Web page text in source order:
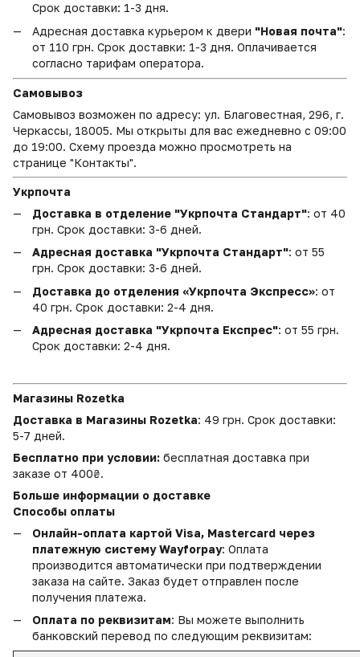
Срок доставки: 1-3 дня.
Адресная доставка курьером к двери "Новая почта":
от 110 грн. Срок доставки: 1-3 дня. Оплачивается
согласно тарифам оператора.
Самовывоз
Самовывоз возможен по адресу: ул. Благовестная, 296, г.
Черкассы, 18005. Мы открыты для вас ежедневно с 09:00
до 19:00. Схему проезда можно просмотреть на
странице "Контакты".
Укрпочта
Доставка в отделение "Укрпочта Стандарт": от 40
грн. Срок доставки: 3-6 дней.
Адресная доставка "Укрпочта Стандарт": от 55
грн. Срок доставки: 3-6 дней.
Доставка до отделения «Укрпочта Экспресс»: от
40 грн. Срок доставки: 2-4 дня.
Адресная доставка "Укрпочта Експрес": от 55 грн.
Срок доставки: 2-4 дня.
Магазины Rozetka
Доставка в Магазины Rozetka: 49 грн. Срок доставки:
5-7 дней.
Бесплатно при условии: бесплатная доставка при
заказе от 400₴.
Больше информации о доставке
Способы оплаты
Онлайн-оплата картой Visa, Mastercard через
платежную систему Wayforpay: Оплата
производится автоматически при подтверждении
заказа на сайте. Заказ будет отправлен после
получения платежа.
Оплата по реквизитам: Вы можете выполнить
банковский перевод по следующим реквизитам: